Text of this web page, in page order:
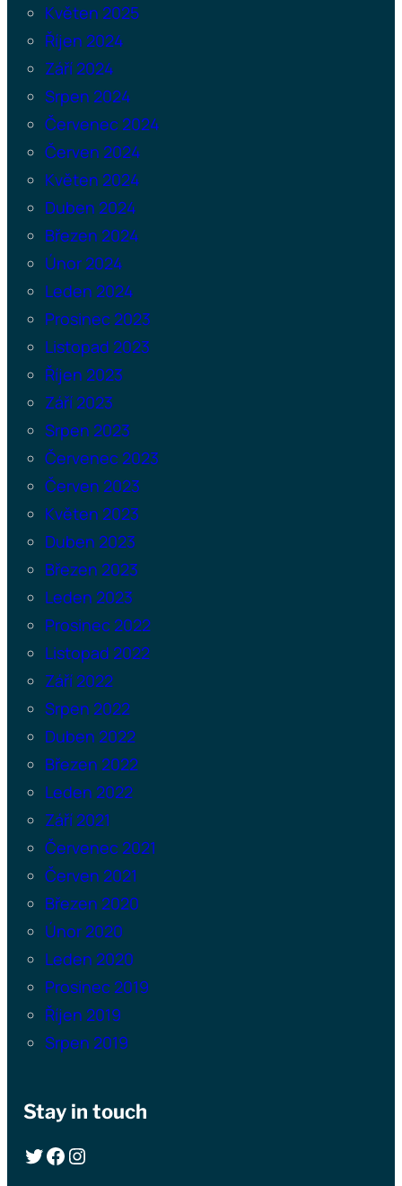
Květen 2025
Říjen 2024
Září 2024
Srpen 2024
Červenec 2024
Červen 2024
Květen 2024
Duben 2024
Březen 2024
Únor 2024
Leden 2024
Prosinec 2023
Listopad 2023
Říjen 2023
Září 2023
Srpen 2023
Červenec 2023
Červen 2023
Květen 2023
Duben 2023
Březen 2023
Leden 2023
Prosinec 2022
Listopad 2022
Září 2022
Srpen 2022
Duben 2022
Březen 2022
Leden 2022
Září 2021
Červenec 2021
Červen 2021
Březen 2020
Únor 2020
Leden 2020
Prosinec 2019
Říjen 2019
Srpen 2019
Stay in touch
Twitter Facebook Instagram